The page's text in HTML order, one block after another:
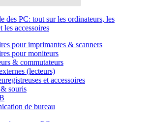
des PC: tout sur les ordinateurs, les
les accessoires
pour imprimantes & scanners
pour moniteurs
& commutateurs
(lecteurs)
et accessoires
souris
de bureau